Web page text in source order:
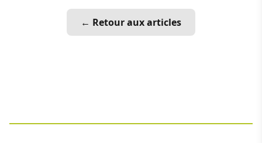
← Retour aux articles